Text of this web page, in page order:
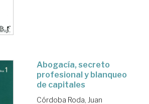
Abogacía, secreto
profesional y blanqueo
de capitales
Córdoba Roda, Juan